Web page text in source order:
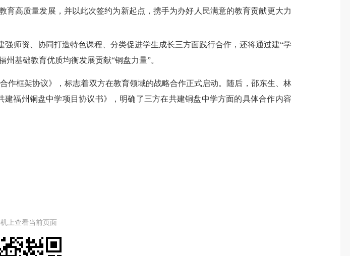
高质量发展，并以此次签约为新起点，携手为办好人民满意的教育贡献更大力
师资、协同打造特色课程、分类促进学生成长三方面践行合作，还将通过建“学
基础教育优质均衡发展贡献“铜盘力量”。
框架协议》，标志着双方在教育领域的战略合作正式启动。随后，邵东生、 林
福州铜盘中学项目协议书》，明确了三方在共建铜盘中学方面的具体合作内容
上查看当前页面